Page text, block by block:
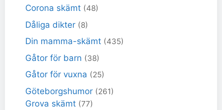
Corona skämt (48)
Dåliga dikter (8)
Din mamma-skämt (435)
Gåtor för barn (38)
Gåtor för vuxna (25)
Göteborgshumor (261)
Grova skämt (77)